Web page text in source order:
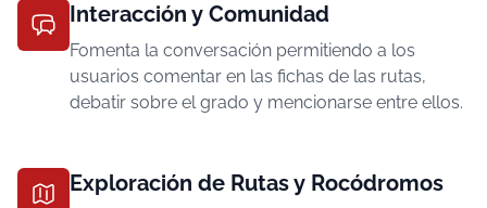
Interacción y Comunidad
Fomenta la conversación permitiendo a los
usuarios comentar en las fichas de las rutas,
debatir sobre el grado y mencionarse entre ellos.
Exploración de Rutas y Rocódromos